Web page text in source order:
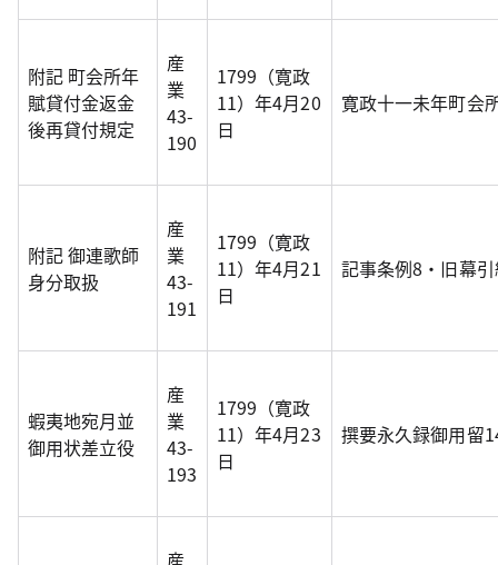
附記 町会所年
賦貸付金返金
後再貸付規定
産
業
43-
190
1799（寛政
11）年4月20
日
寛政十一未年町会
附記 御連歌師
身分取扱
産
業
43-
191
1799（寛政
11）年4月21
日
記事条例8・旧幕
蝦夷地宛月並
御用状差立役
産
業
43-
193
1799（寛政
11）年4月23
日
撰要永久録御用留
産